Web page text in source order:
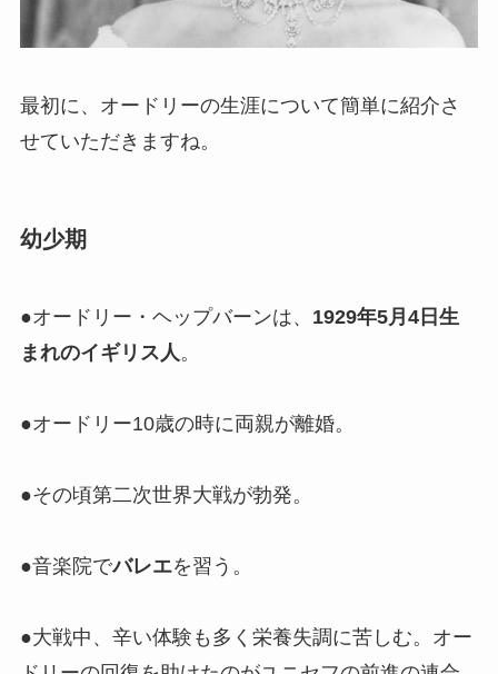
最初に、オードリーの生涯について簡単に紹介さ
せていただきますね。
幼少期
●オードリー・ヘップバーンは、 1929年5月4日生
まれのイギリス人 。
●オードリー10歳の時に両親が離婚。
●その頃第二次世界大戦が勃発。
●音楽院でバレエを習う。
●大戦中、辛い体験も多く栄養失調に苦しむ。オー